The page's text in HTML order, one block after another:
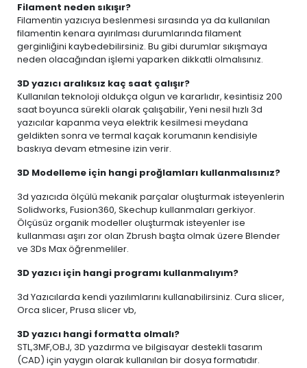
Filament neden sıkışır?
Filamentin yazıcıya beslenmesi sırasında ya da kullanılan
filamentin kenara ayırılması durumlarında filament
gerginliğini kaybedebilirsiniz. Bu gibi durumlar sıkışmaya
neden olacağından işlemi yaparken dikkatli olmalısınız.
3D yazıcı aralıksız kaç saat çalışır?
Kullanılan teknoloji oldukça olgun ve kararlıdır, kesintisiz 200
saat boyunca sürekli olarak çalışabilir, Yeni nesil hızlı 3d
yazıcılar kapanma veya elektrik kesilmesi meydana
geldikten sonra ve termal kaçak korumanın kendisiyle
baskıya devam etmesine izin verir.
3D Modelleme için hangi proğlamları kullanmalısınız?
3d yazıcıda ölçülü mekanik parçalar oluşturmak isteyenlerin
Solidworks, Fusion360, Skechup kullanmaları gerkiyor.
Ölçüsüz organik modeller oluşturmak isteyenler ise
kullanması aşırı zor olan Zbrush başta olmak üzere Blender
ve 3Ds Max öğrenmeliler.
3D yazıcı için hangi programı kullanmalıyım?
3d Yazıcılarda kendi yazılımlarını kullanabilirsiniz. Cura slicer,
Orca slicer, Prusa slicer vb,
3D yazıcı hangi formatta olmalı?
STL,3MF,OBJ, 3D yazdırma ve bilgisayar destekli tasarım
(CAD) için yaygın olarak kullanılan bir dosya formatıdır.